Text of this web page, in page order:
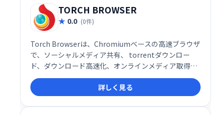
TORCH BROWSER
0.0 (0件)
Torch Browserは、Chromiumベースの高速ブラウザ
で、ソーシャルメディア共有、 torrentダウンロー
ド、ダウンロード高速化、オンラインメディア取得な
ど、様々な機能を統合しています。Webサイト閲覧は
もちろん、動画ダウンロードやファイル共有もスムー
ズに行え、インターネット利用を効率化します。 シン
プルで使いやすいインターフェースも魅力です。
詳しく見る